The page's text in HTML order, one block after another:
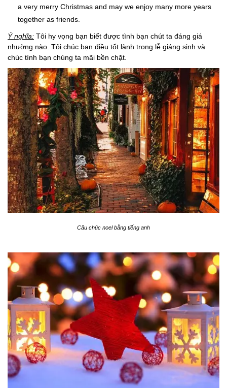
a very merry Christmas and may we enjoy many more years
together as friends.
Ý nghĩa: Tôi hy vọng bạn biết được tình bạn chút ta đáng giá
nhường nào. Tôi chúc bạn điều tốt lành trong lễ giáng sinh và
chúc tình bạn chúng ta mãi bền chặt.
Câu chúc noel bằng tiếng anh